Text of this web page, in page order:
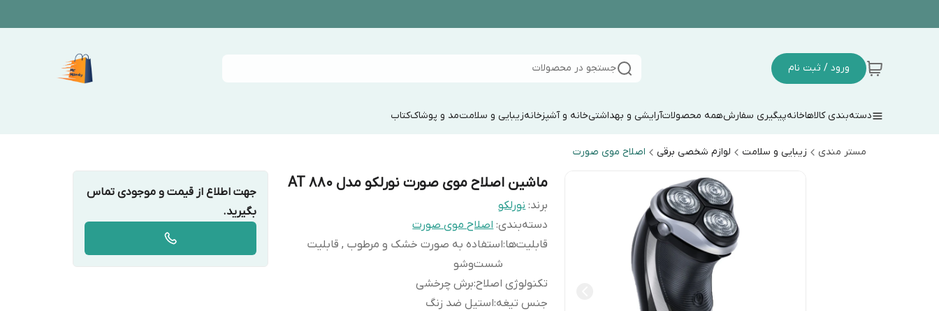
ورود / ثبت نام جستجو در محصولات
دسته‌بندی کالاهاخانهپیگیری سفارشهمه محصولاتآرایشی و بهداشتیخانه و آشپزخانهزیبایی و سلامتمد و پوشاککتاب
مستر مندی زیبایی و سلامت لوازم شخصی برقی اصلاح موی صورت
ماشین اصلاح موی صورت نورلکو مدل AT 880
برند: نورلکو
دسته‌بندی:اصلاح موی صورت
قابلیت‌ها:استفاده به صورت خشک و مرطوب , قابلیت
شست‌و‌شو
تکنولوژی اصلاح:برش چرخشی
جنس تیغه:استیل ضد زنگ
جهت اطلاع از قیمت و موجودی تماس
بگیرید.